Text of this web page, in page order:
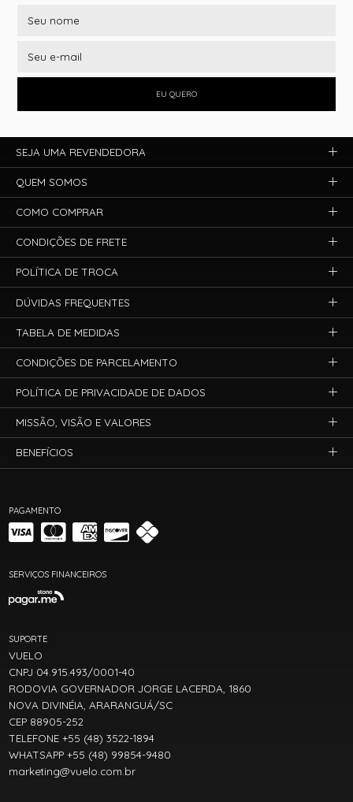
EU QUERO
PAGAMENTO
SERVIÇOS FINANCEIROS
SUPORTE
VUELO
CNPJ 04.915.493/0001-40
RODOVIA GOVERNADOR JORGE LACERDA, 1860
NOVA DIVINÉIA, ARARANGUÁ/SC
CEP 88905-252
TELEFONE +55 (48) 3522-1894
WHATSAPP +55 (48) 99854-9480
marketing@vuelo.com.br
SEJA UMA REVENDEDORA
QUEM SOMOS
COMO COMPRAR
CONDIÇÕES DE FRETE
POLÍTICA DE TROCA
DÚVIDAS FREQUENTES
TABELA DE MEDIDAS
CONDIÇÕES DE PARCELAMENTO
POLÍTICA DE PRIVACIDADE DE DADOS
MISSÃO, VISÃO E VALORES
BENEFÍCIOS